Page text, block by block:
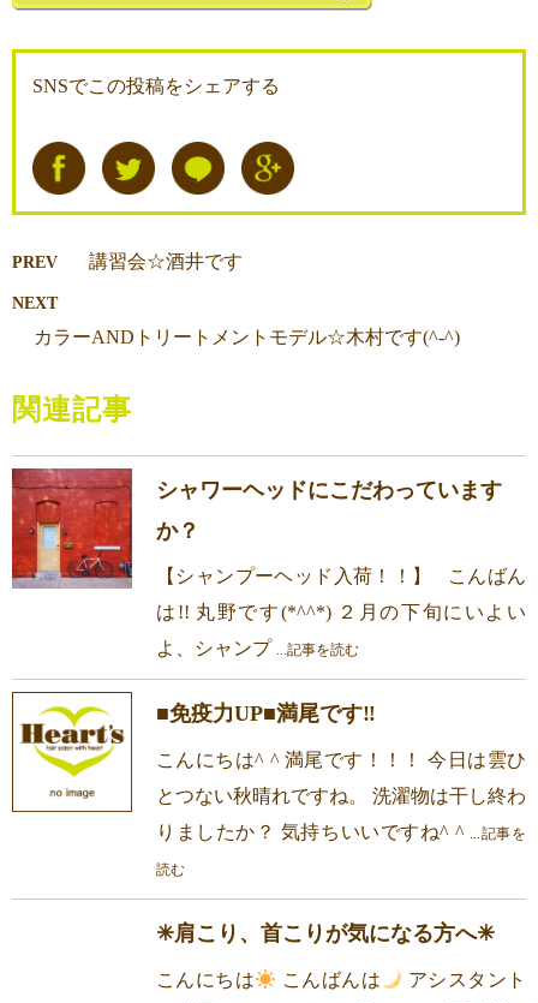
SNSでこの投稿をシェアする
PREV 講習会☆酒井です
NEXT
カラーANDトリートメントモデル☆木村です(^-^)
関連記事
シャワーヘッドにこだわっています
か？
【シャンプーヘッド入荷！！】 こんばん
は!! 丸野です(*^^*) ２月の下旬にいよい
よ、シャンプ ...記事を読む
■免疫力UP■満尾です‼︎
こんにちは^ ^ 満尾です！！！ 今日は雲ひ
とつない秋晴れですね。 洗濯物は干し終わ
りましたか？ 気持ちいいですね^ ^ ...記事を
読む
✳︎肩こり、首こりが気になる方へ✳︎
こんにちは こんばんは
アシスタント